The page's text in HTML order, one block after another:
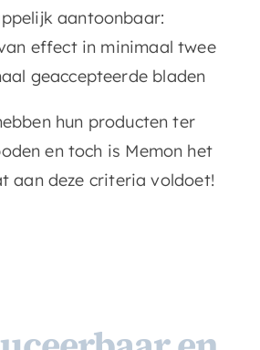
aantoonbaar:
effect in minimaal twee
geaccepteerde bladen
hun producten ter
en toch is Memon het
aan deze criteria voldoet!